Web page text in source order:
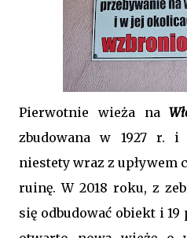
Pierwotnie wieża na
zbudowana w 1927 r. i
niestety wraz z upływem
ruinę. W 2018 roku, z
się odbudować obiekt i